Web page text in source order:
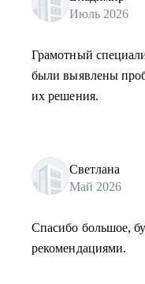
Июль 2026
Грамотный
были выявлены
их решения.
Светлана
Май 2026
Спасибо большое,
рекомендациями.